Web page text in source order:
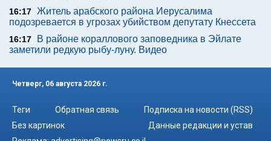
16:17 Житель арабского района Иерусалима
подозревается в угрозах убийством депутату Кнессета
16:17
В районе кораллового заповедника в Эйлате
заметили редкую рыбу-луну. Видео
Четверг, 06 августа 2026 г.
Теги Обратная связь
Подписка на новости (RSS)
Без картинок
Данные редакции и устав